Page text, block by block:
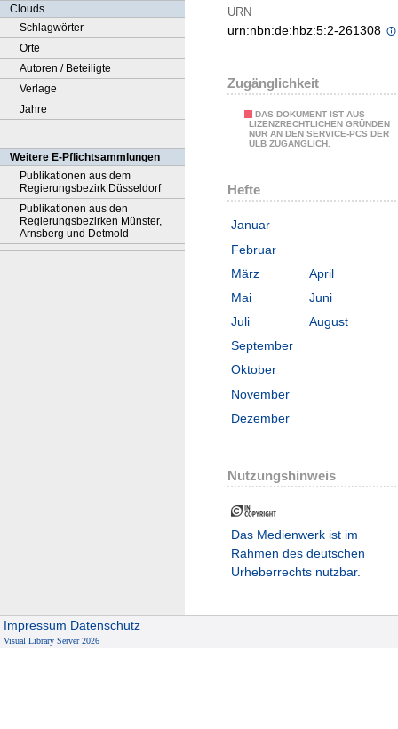
Clouds
Schlagwörter
Orte
Autoren / Beteiligte
Verlage
Jahre
Weitere E-Pflichtsammlungen
Publikationen aus dem
Regierungsbezirk Düsseldorf
Publikationen aus den
Regierungsbezirken Münster,
Arnsberg und Detmold
URN
urn:nbn:de:hbz:5:2-261308
Zugänglichkeit
DAS DOKUMENT IST AUS
LIZENZRECHTLICHEN GRÜNDEN
NUR AN DEN SERVICE-PCS DER
ULB ZUGÄNGLICH.
Hefte
Januar
Februar
März
April
Mai
Juni
Juli
August
September
Oktober
November
Dezember
Nutzungshinweis
Das Medienwerk ist im
Rahmen des deutschen
Urheberrechts nutzbar.
Impressum Datenschutz
Visual Library Server 2026